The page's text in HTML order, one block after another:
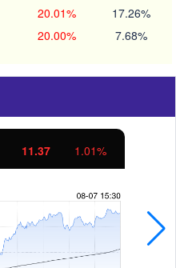
20.01% 17.26%
20.00% 7.68%
11.37 1.01%